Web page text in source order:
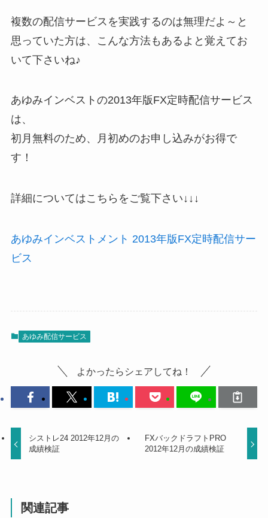
複数の配信サービスを実践するのは無理だよ～と
思っていた方は、こんな方法もあるよと覚えてお
いて下さいね♪
あゆみインベストの2013年版FX定時配信サービス
は、
初月無料のため、月初めのお申し込みがお得で
す！
詳細についてはこちらをご覧下さい↓↓↓
あゆみインベストメント 2013年版FX定時配信サー
ビス
あゆみ配信サービス
よかったらシェアしてね！
シストレ24 2012年12月の
成績検証
FXバックドラフトPRO
2012年12月の成績検証
関連記事